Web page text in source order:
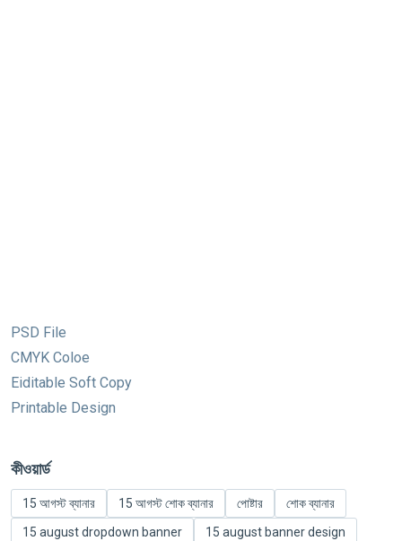
PSD File
CMYK Coloe
Eiditable Soft Copy
Printable Design
কীওয়ার্ড
15 আগস্ট ব্যানার 15 আগস্ট শোক ব্যানার পোষ্টার
শোক ব্যানার
15 august dropdown banner
15 august banner design